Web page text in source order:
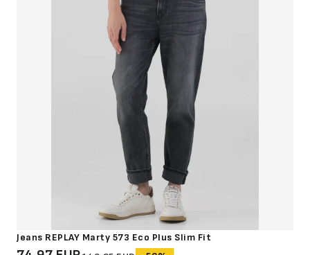
Jeans REPLAY Marty 573 Eco Plus Slim Fit